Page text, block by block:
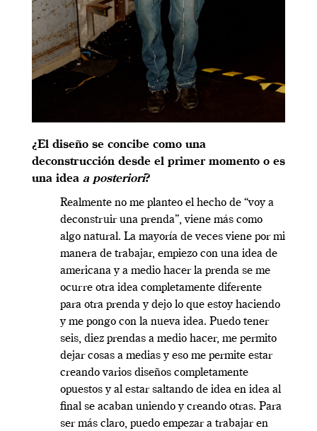
¿El diseño se concibe como una
deconstrucción desde el primer momento o es
una idea a posteriori?
Realmente no me planteo el hecho de “voy a
deconstruir una prenda”, viene más como
algo natural. La mayoría de veces viene por mi
manera de trabajar, empiezo con una idea de
americana y a medio hacer la prenda se me
ocurre otra idea completamente diferente
para otra prenda y dejo lo que estoy haciendo
y me pongo con la nueva idea. Puedo tener
seis, diez prendas a medio hacer, me permito
dejar cosas a medias y eso me permite estar
creando varios diseños completamente
opuestos y al estar saltando de idea en idea al
final se acaban uniendo y creando otras. Para
ser más claro, puedo empezar a trabajar en